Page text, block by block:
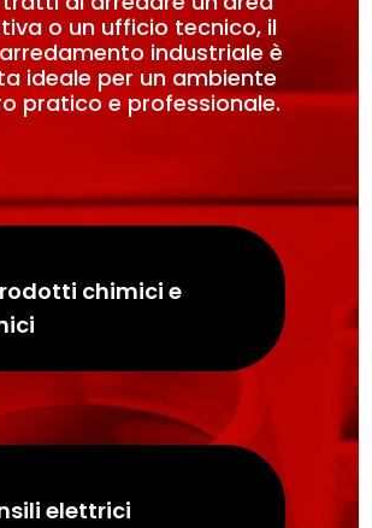
o un ufficio tecnico, il
industriale è
ideale per un ambiente
pratico e professionale.
chimici e
elettrici